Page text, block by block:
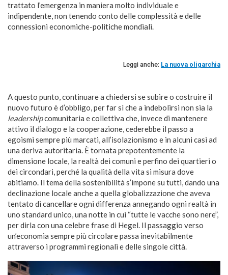
trattato l’emergenza in maniera molto individuale e
indipendente, non tenendo conto delle complessità e delle
connessioni economiche-politiche mondiali.
Leggi anche: La nuova oligarchia
A questo punto, continuare a chiedersi se subire o costruire il
nuovo futuro è d’obbligo, per far sì che a indebolirsi non sia la
leadershipcomunitaria e collettiva che, invece di mantenere
attivo il dialogo e la cooperazione, cederebbe il passo a
egoismi sempre più marcati, all’isolazionismo e in alcuni casi ad
una deriva autoritaria. È tornata prepotentemente la
dimensione locale, la realtà dei comuni e perfino dei quartieri o
dei circondari, perché la qualità della vita si misura dove
abitiamo. Il tema della sostenibilità s’impone su tutti, dando una
declinazione locale anche a quella globalizzazione che aveva
tentato di cancellare ogni differenza annegando ogni realtà in
uno standard unico, una notte in cui “tutte le vacche sono nere”,
per dirla con una celebre frase di Hegel. Il passaggio verso
un’economia sempre più circolare passa inevitabilmente
attraverso i programmi regionali e delle singole città.